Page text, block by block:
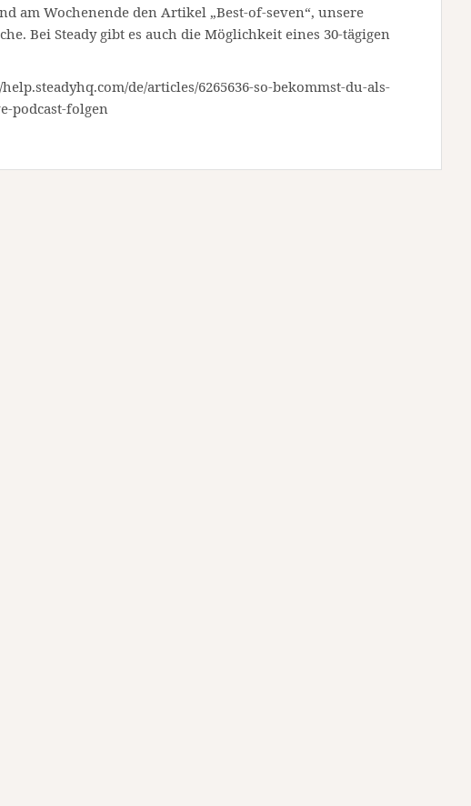
am Wochenende den Artikel „Best-of-seven“, unsere
Bei Steady gibt es auch die Möglichkeit eines 30-tägigen
de/articles/6265636-so-bekommst-du-als-
podcast-folgen